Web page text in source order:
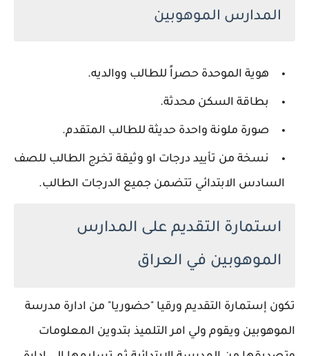
المدارس الموهوبين
هوية الموحدة حصراً للطالب ووالديه.
بطاقة السكن محدثة.
صورة ملونة واحدة حديثة للطالب المتقدم.
نسخة من تأييد درجات او وثيقة تخرج الطالب للصف
السادس الابتدائي تتضمن جميع الدرجات الطالب.
استمارة التقديم على المدارس
الموهوبين في العراق
تكون إستمارة التقديم ورقيا "حضوريا" من ادارة مدرسة
الموهوبين ويقوم ولي امر التلميذ بتدوين المعلومات